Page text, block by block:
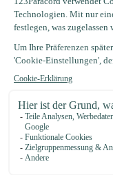
Eigenschaften
Zuletzt